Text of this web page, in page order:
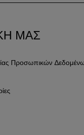
ΜΑΣ
Προσωπικών